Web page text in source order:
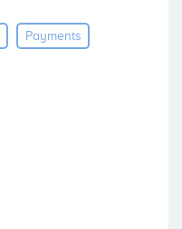
Payments